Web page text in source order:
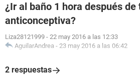
¿Ir al baño 1 hora después
anticonceptiva?
Liza28121999 - 22 may 2016 a las 12:33
AguilarAndrea - 23 may 2016 a las 06:42
2 respuestas